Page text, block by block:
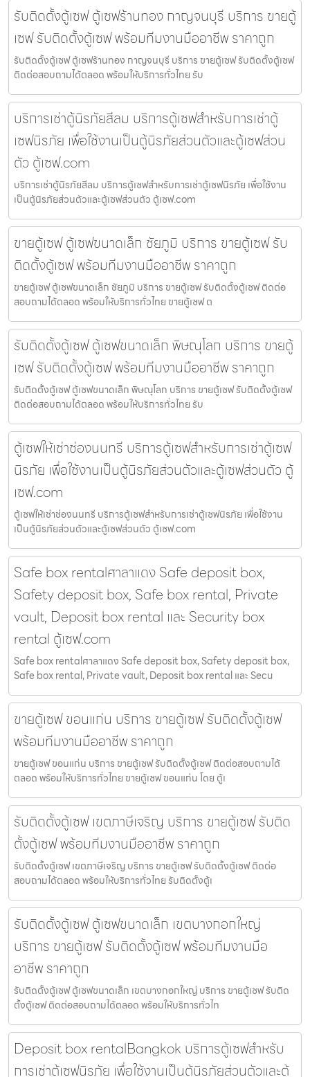
รับติดตั้งตู้เซฟ ตู้เซฟร้านทอง กาญจนบุรี บริการ ขายตู้
เซฟ รับติดตั้งตู้เซฟ พร้อมทีมงานมืออาชีพ ราคาถูก
รับติดตั้งตู้เซฟ ตู้เซฟร้านทอง กาญจนบุรี บริการ ขายตู้เซฟ รับติดตั้งตู้เซฟ
ติดต่อสอบถามได้ตลอด พร้อมให้บริการทั่วไทย รับ
บริการเช่าตู้นิรภัยสีลม บริการตู้เซฟสำหรับการเช่าตู้
เซฟนิรภัย เพื่อใช้งานเป็นตู้นิรภัยส่วนตัวและตู้เซฟส่วน
ตัว ตู้เซฟ.com
บริการเช่าตู้นิรภัยสีลม บริการตู้เซฟสำหรับการเช่าตู้เซฟนิรภัย เพื่อใช้งาน
เป็นตู้นิรภัยส่วนตัวและตู้เซฟส่วนตัว ตู้เซฟ.com
ขายตู้เซฟ ตู้เซฟขนาดเล็ก ชัยภูมิ บริการ ขายตู้เซฟ รับ
ติดตั้งตู้เซฟ พร้อมทีมงานมืออาชีพ ราคาถูก
ขายตู้เซฟ ตู้เซฟขนาดเล็ก ชัยภูมิ บริการ ขายตู้เซฟ รับติดตั้งตู้เซฟ ติดต่อ
สอบถามได้ตลอด พร้อมให้บริการทั่วไทย ขายตู้เซฟ ต
รับติดตั้งตู้เซฟ ตู้เซฟขนาดเล็ก พิษณุโลก บริการ ขายตู้
เซฟ รับติดตั้งตู้เซฟ พร้อมทีมงานมืออาชีพ ราคาถูก
รับติดตั้งตู้เซฟ ตู้เซฟขนาดเล็ก พิษณุโลก บริการ ขายตู้เซฟ รับติดตั้งตู้เซฟ
ติดต่อสอบถามได้ตลอด พร้อมให้บริการทั่วไทย รับ
ตู้เซฟให้เช่าช่องนนทรี บริการตู้เซฟสำหรับการเช่าตู้เซฟ
นิรภัย เพื่อใช้งานเป็นตู้นิรภัยส่วนตัวและตู้เซฟส่วนตัว ตู้
เซฟ.com
ตู้เซฟให้เช่าช่องนนทรี บริการตู้เซฟสำหรับการเช่าตู้เซฟนิรภัย เพื่อใช้งาน
เป็นตู้นิรภัยส่วนตัวและตู้เซฟส่วนตัว ตู้เซฟ.com
Safe box rentalศาลาแดง Safe deposit box,
Safety deposit box, Safe box rental, Private
vault, Deposit box rental และ Security box
rental ตู้เซฟ.com
Safe box rentalศาลาแดง Safe deposit box, Safety deposit box,
Safe box rental, Private vault, Deposit box rental และ Secu
ขายตู้เซฟ ขอนแก่น บริการ ขายตู้เซฟ รับติดตั้งตู้เซฟ
พร้อมทีมงานมืออาชีพ ราคาถูก
ขายตู้เซฟ ขอนแก่น บริการ ขายตู้เซฟ รับติดตั้งตู้เซฟ ติดต่อสอบถามได้
ตลอด พร้อมให้บริการทั่วไทย ขายตู้เซฟ ขอนแก่น โดย ตู้เ
รับติดตั้งตู้เซฟ เขตภาษีเจริญ บริการ ขายตู้เซฟ รับติด
ตั้งตู้เซฟ พร้อมทีมงานมืออาชีพ ราคาถูก
รับติดตั้งตู้เซฟ เขตภาษีเจริญ บริการ ขายตู้เซฟ รับติดตั้งตู้เซฟ ติดต่อ
สอบถามได้ตลอด พร้อมให้บริการทั่วไทย รับติดตั้งตู้เ
รับติดตั้งตู้เซฟ ตู้เซฟขนาดเล็ก เขตบางกอกใหญ่
บริการ ขายตู้เซฟ รับติดตั้งตู้เซฟ พร้อมทีมงานมือ
อาชีพ ราคาถูก
รับติดตั้งตู้เซฟ ตู้เซฟขนาดเล็ก เขตบางกอกใหญ่ บริการ ขายตู้เซฟ รับติด
ตั้งตู้เซฟ ติดต่อสอบถามได้ตลอด พร้อมให้บริการทั่วไท
Deposit box rentalBangkok บริการตู้เซฟสำหรับ
การเช่าตู้เซฟนิรภัย เพื่อใช้งานเป็นตู้นิรภัยส่วนตัวและตู้